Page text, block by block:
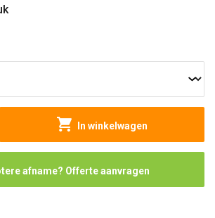
In winkelwagen
afname? Offerte aanvragen